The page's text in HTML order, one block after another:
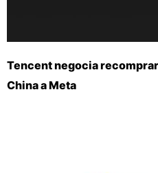
Tencent negocia
China a Meta